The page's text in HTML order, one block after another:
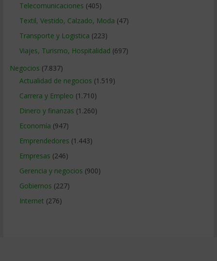
Telecomunicaciones (405)
Textil, Vestido, Calzado, Moda (47)
Transporte y Logistica (223)
Viajes, Turismo, Hospitalidad (697)
Negocios (7.837)
Actualidad de negocios (1.519)
Carrera y Empleo (1.710)
Dinero y finanzas (1.260)
Economía (947)
Emprendedores (1.443)
Empresas (246)
Gerencia y negocios (900)
Gobiernos (227)
Internet (276)